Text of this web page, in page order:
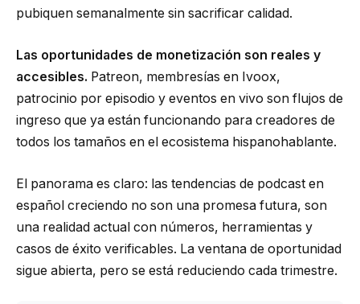
pubiquen semanalmente sin sacrificar calidad.
Las oportunidades de monetización son reales y
accesibles. Patreon, membresías en Ivoox,
patrocinio por episodio y eventos en vivo son flujos de
ingreso que ya están funcionando para creadores de
todos los tamaños en el ecosistema hispanohablante.
El panorama es claro: las tendencias de podcast en
español creciendo no son una promesa futura, son
una realidad actual con números, herramientas y
casos de éxito verificables. La ventana de oportunidad
sigue abierta, pero se está reduciendo cada trimestre.